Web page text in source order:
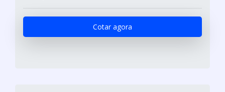
Cotar agora